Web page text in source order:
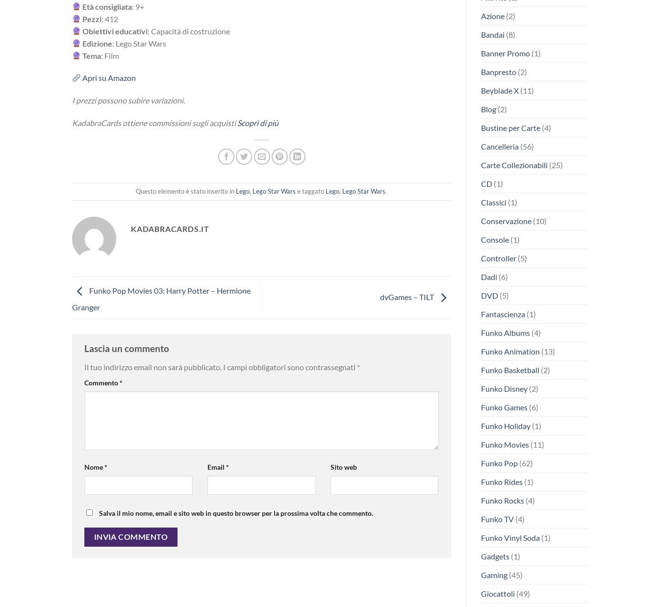
Età consigliata: 9+
Pezzi:412
Obiettivi educativi:Capacità di costruzione
Edizione: Lego Star Wars
Tema: Film
Apri su Amazon
I prezzi possono subire variazioni.
KadabraCards ottiene commissioni sugli acquistiScopri di più
Questo elemento è stato inserito in Lego, Lego Star Wars e taggato Lego, Lego Star Wars.
KADABRACARDS.IT
Funko Pop Movies 03: Harry Potter – Hermione
Granger
dvGames – TILT
Lascia un commento
Il tuo indirizzo email non sarà pubblicato. I campi obbligatori sono contrassegnati *
Commento*
Nome* Email * Sito web
Salva il mio nome, email e sito web in questo browser per la prossima volta che commento.
Azione(2)
Bandai (8)
Banner Promo(1)
Banpresto(2)
Beyblade X(11)
Blog(2)
Bustine per Carte(4)
Cancelleria(56)
Carte Collezionabili (25)
CD(1)
Classici (1)
Conservazione(10)
Console(1)
Controller(5)
Dadi (6)
DVD(5)
Fantascienza(1)
Funko Albums(4)
Funko Animation (13)
Funko Basketball (2)
Funko Disney(2)
Funko Games(6)
Funko Holiday(1)
Funko Movies(11)
Funko Pop(62)
Funko Rides(1)
Funko Rocks(4)
Funko TV(4)
Funko Vinyl Soda(1)
Gadgets(1)
Gaming(45)
Giocattoli (49)